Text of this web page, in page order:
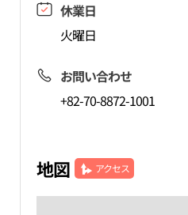
休業日
火曜日
お問い合わせ
+82-70-8872-1001
地図 アクセス